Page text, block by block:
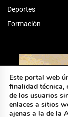
Deportes
Formación
Este portal web
finalidad técnica,
de los usuarios
enlaces a sitios
ajenas a la de la